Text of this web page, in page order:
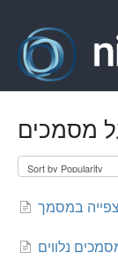
מסמכים
צפייה במסמך
נלווים